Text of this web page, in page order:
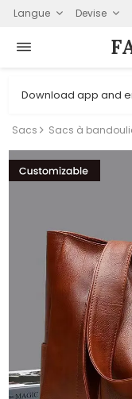
Langue Devise
Download app and
Sacs Sacs à